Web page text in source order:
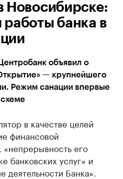
Новосибирске:
банка в
объявил о
— крупнейшего
Режим санации впервые
в качестве целей
финансовой
«непрерывность его
банковских услуг» и
деятельности Банка».